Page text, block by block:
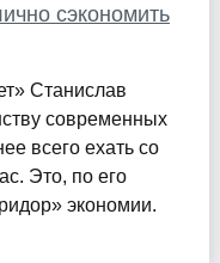
сэкономить
Станислав
современных
всего ехать со
Это, по его
экономии.